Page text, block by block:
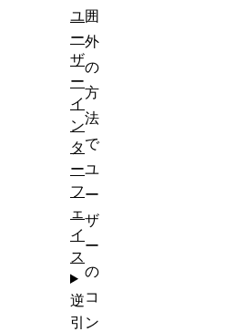
囲
外
の
方
法
で
ユ
ー
ザ
ー
の
コ
ン
ユ
ー
ザ
ー
イ
ン
タ
ー
フ
ェ
イ
ス
逆
引